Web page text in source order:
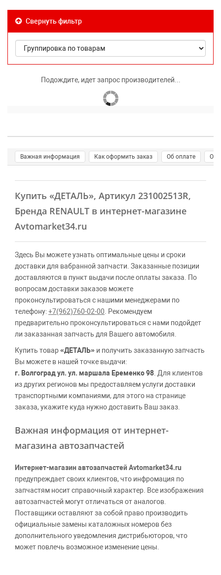
Свернуть фильтр
Подождите, идет запрос производителей...
Важная информация Как оформить заказ Об оплате О
Купить «ДЕТАЛЬ», Артикул 231002513R,
Бренда RENAULT в интернет-магазине
Avtomarket34.ru
Здесь Вы можете узнать оптимальные цены и сроки
доставки для вабранной запчасти. Заказанные позиции
доставляются в пункт выдачи после оплаты заказа. По
вопросам доставки заказов можете
проконсультироваться с нашими менеджерами по
телефону:+7(962)760-02-00 . Рекомендуем
предварительно проконсультироваться с нами подойдет
ли заказанная запчасть для Вашего автомобиля.
Купить товар«ДЕТАЛЬ» и получить заказанную запчасть
Вы можете в нашей точке выдачи:
г. Волгоград ул. ул. маршала Еременко 98 . Для клиентов
из других регионов мы предоставляем услуги доставки
транспортными компаниями, для этого на странице
заказа, укажите куда нужно доставить Ваш заказ.
Важная информация от интернет-
магазина автозапчастей
Интернет-магазин автозапчастей Avtomarket34.ru
предупреждает своих клиентов, что инфромация по
запчастям носит справочный характер. Все изображения
автозапчастей могут отличаться от аналогов.
Поставщики оставляют за собой право производить
официальные замены каталожных номеров без
дополнительного уведомления дистрибьюторов, что
может повлечь возможное изменение цены.